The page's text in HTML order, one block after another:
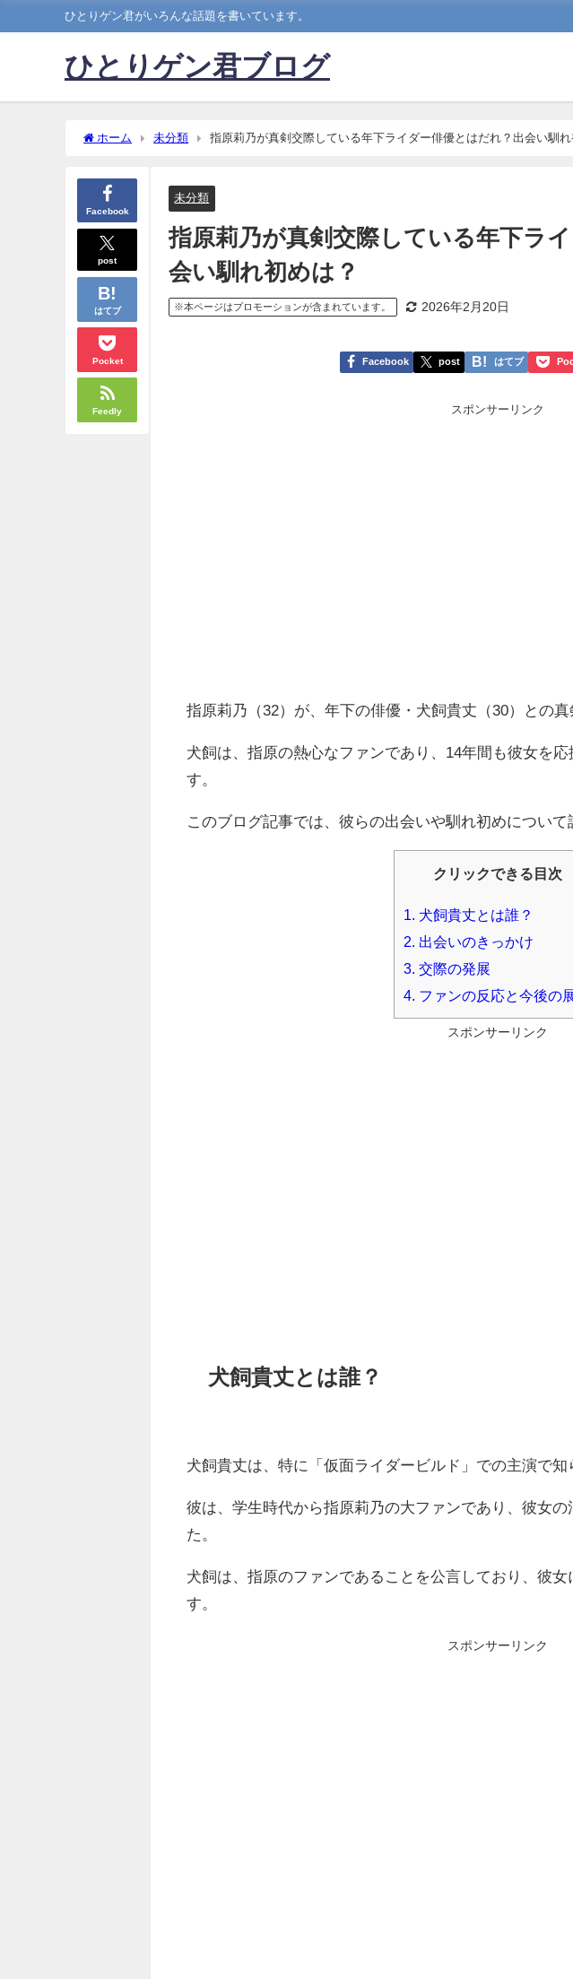
ひとりゲン君がいろんな話題を書いています。
ひとりゲン君ブログ
ホーム 未分類 指原莉乃が真剣交際している年下ライダー俳優とはだれ？出会い馴れ
Facebook
post
はてブ
Pocket
Feedly
未分類
指原莉乃が真剣交際している年下ラ
会い馴れ初めは？
※本ページはプロモーションが含まれています。 2026年2月20日
Facebook post はてブ
スポンサーリンク
指原莉乃（32）が、年下の俳優・犬飼貴丈（30）との真
犬飼は、指原の熱心なファンであり、14年間も彼女を
す。
このブログ記事では、彼らの出会いや馴れ初めについて
クリックできる目次
1.
犬飼貴丈とは誰？
2.
出会いのきっかけ
3. 交際の発展
4. ファンの反応と今後の
スポンサーリンク
犬飼貴丈とは誰？
犬飼貴丈は、特に「仮面ライダービルド」での主演で知
彼は、学生時代から指原莉乃の大ファンであり、彼女
た。
犬飼は、指原のファンであることを公言しており、彼
す。
スポンサーリンク